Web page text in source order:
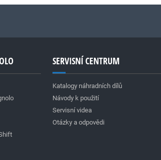
SERVISNÍ CENTRUM
Katalogy náhradních dílů
Návody k použití
Servisní videa
Otázky a odpovědi